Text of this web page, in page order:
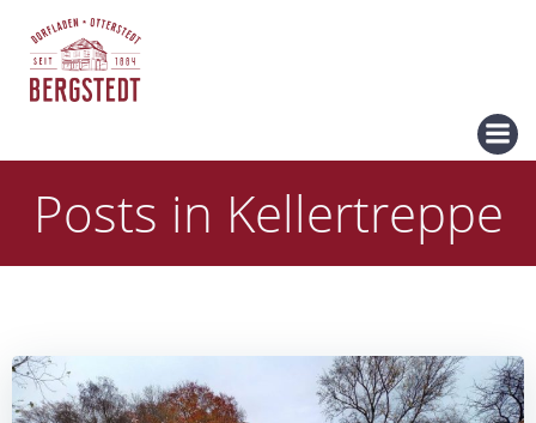
Posts in Kellertreppe